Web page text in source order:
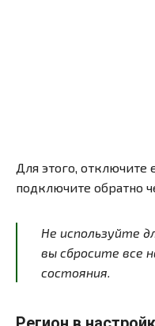
Для этого, отключите
подключите обратно
Не используйте
вы сбросите все
состояния.